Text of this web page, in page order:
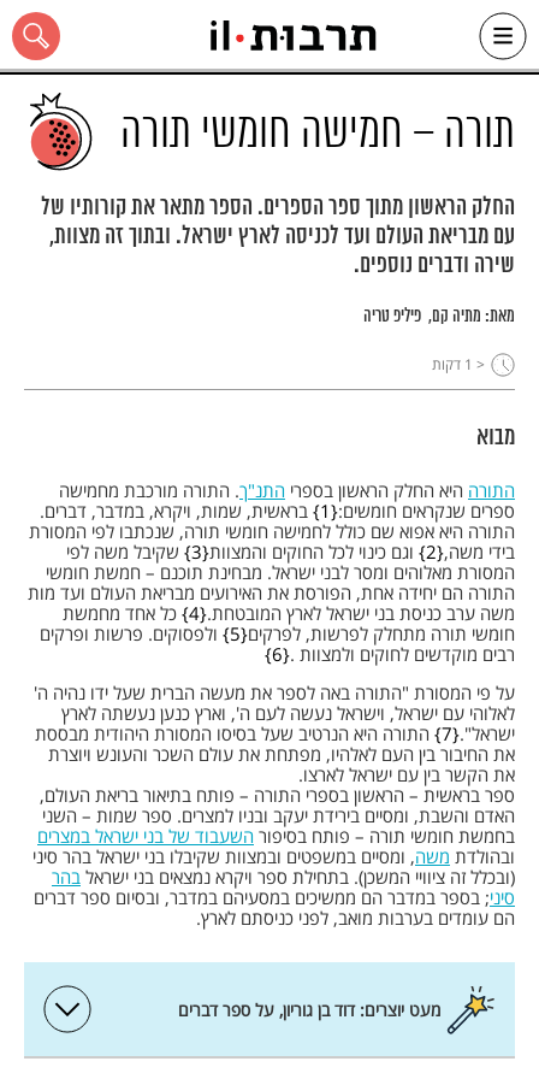
Skip
content
כל האתר
תורה – חמישה חומשי תורה
החלק הראשון מתוך ספר הספרים. הספר מתאר את קורותיו של
עם מבריאת העולם ועד לכניסה לארץ ישראל. ובתוך זה מצוות,
שירה ודברים נוספים.
מאת: מתיה קם פיליפ טריה
< 1 דקות
מבוא
התורה היא החלק הראשון בספרי התנ"ך. התורה מורכבת מחמישה
ספרים שנקראים חומשים: 1 בראשית, שמות, ויקרא, במדבר, דברים.
התורה היא אפוא שם כולל לחמישה חומשי תורה, שנכתבו לפי המסורת
בידי משה, 2 וגם כינוי לכל החוקים והמצוות 3 שקיבל משה לפי
המסורת מאלוהים ומסר לבני ישראל. מבחינת תוכנם – חמשת חומשי
התורה הם יחידה אחת, הפורסת את האירועים מבריאת העולם ועד מות
משה ערב כניסת בני ישראל לארץ המובטחת. 4 כל אחד מחמשת
חומשי תורה מתחלק לפרשות, לפרקים 5 ולפסוקים. פרשות ופרקים
רבים מוקדשים לחוקים ולמצוות . 6
על פי המסורת "התורה באה לספר את מעשה הברית שעל ידו נהיה ה'
לאלוהי עם ישראל, וישראל נעשה לעם ה', וארץ כנען נעשתה לארץ
ישראל". 7 התורה היא הנרטיב שעל בסיסו המסורת היהודית מבססת
את החיבור בין העם לאלהיו, מפתחת את עולם השכר והעונש ויוצרת
את הקשר בין עם ישראל לארצו.
ספר בראשית – הראשון בספרי התורה – פותח בתיאור בריאת העולם,
האדם והשבת, ומסיים בירידת יעקב ובניו למצרים. ספר שמות – השני
בחמשת חומשי תורה – פותח בסיפור השעבוד של בני ישראל במצרים
ובהולדת משה, ומסיים במשפטים ובמצוות שקיבלו בני ישראל בהר סיני
(ובכלל זה ציוויי המשכן). בתחילת ספר ויקרא נמצאים בני ישראל בהר
סיני; בספר במדבר הם ממשיכים במסעיהם במדבר, ובסיום ספר דברים
הם עומדים בערבות מואב, לפני כניסתם לארץ.
מעט יוצרים: דוד בן גוריון, על ספר דברים